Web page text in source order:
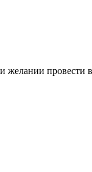
желании провести